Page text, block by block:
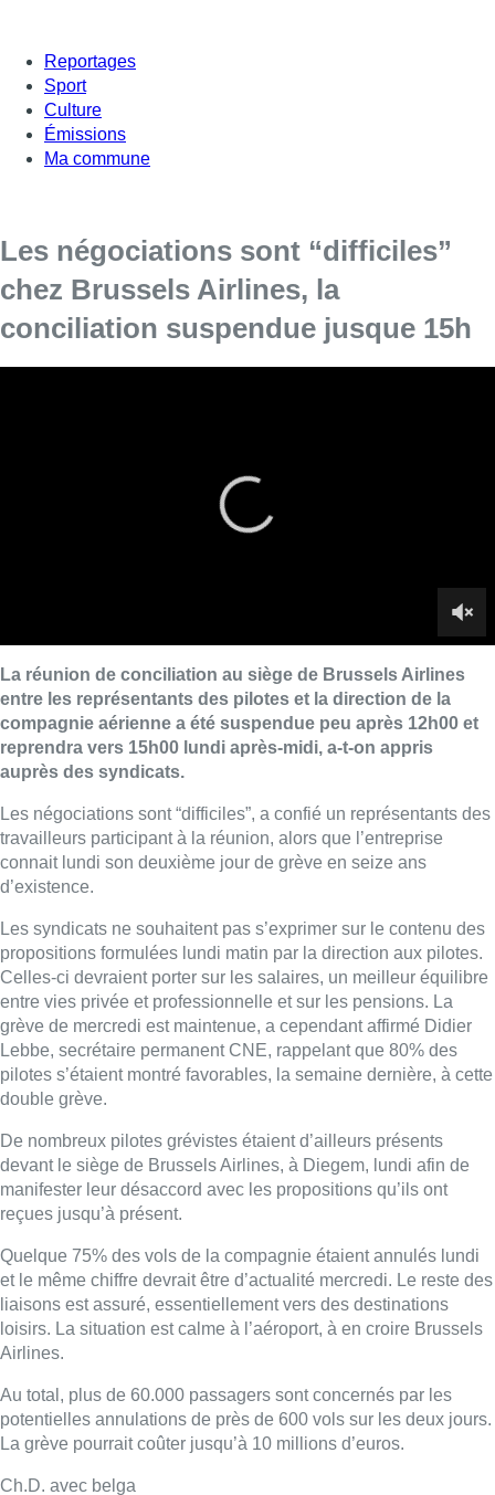
Reportages
Sport
Culture
Émissions
Ma commune
Les négociations sont “difficiles”
chez Brussels Airlines, la
conciliation suspendue jusque 15h
Les négociations sont “difficiles”, a confié un représentants des
Les syndicats ne souhaitent pas s’exprimer sur le contenu des
Celles-ci devraient porter sur les salaires, un meilleur équilibre
entre vies privée et professionnelle et sur les pensions. La
grève de mercredi est maintenue, a cependant affirmé Didier
Lebbe, secrétaire permanent CNE, rappelant que 80% des
pilotes s’étaient montré favorables, la semaine dernière, à cette
double grève.
De nombreux pilotes grévistes étaient d’ailleurs présents
devant le siège de Brussels Airlines, à Diegem, lundi afin de
manifester leur désaccord avec les propositions qu’ils ont
reçues jusqu’à présent.
Quelque 75% des vols de la compagnie étaient annulés lundi
et le même chiffre devrait être d’actualité mercredi. Le reste des
liaisons est assuré, essentiellement vers des destinations
loisirs. La situation est calme à l’aéroport, à en croire Brussels
Airlines.
Au total, plus de 60.000 passagers sont concernés par les
La grève pourrait coûter jusqu’à 10 millions d’euros.
Ch.D. avec belga
Lire aussi :
À Bruxelles, le blocus s’invite dans
des lieux insolites : “C’est